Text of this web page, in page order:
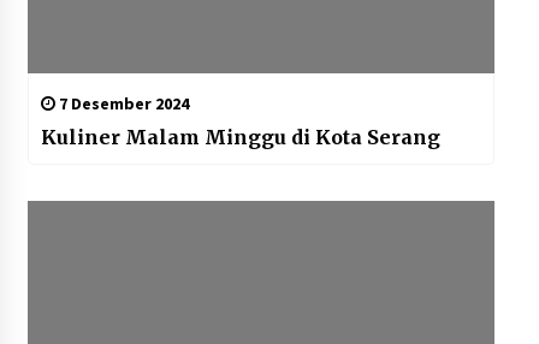
7 Desember 2024
Kuliner Malam Minggu di Kota Serang